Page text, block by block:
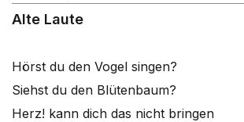
Alte Laute
Hörst du den Vogel singen?
Siehst du den Blütenbaum?
Herz! kann dich das nicht bringen